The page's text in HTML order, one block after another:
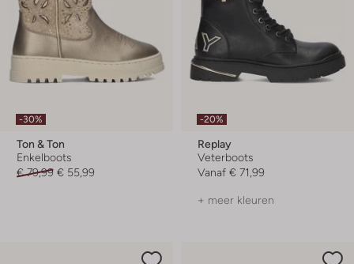
-30%
Ton & Ton
Enkelboots
€ 79,99 € 55,99
-20%
Replay
Veterboots
Vanaf € 71,99
+ meer kleuren